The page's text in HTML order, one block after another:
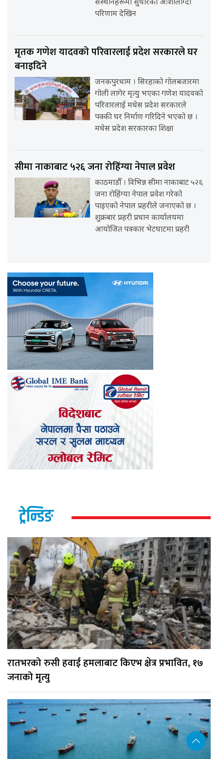
संस्थानहरूमा सुधारका आशालाग्दा
परिणाम देखिन
मृतक गणेश यादवको परिवारलाई प्रदेश सरकारले घर
बनाइदिने
जनकपुरधाम । सिरहाको गोलबजारमा
गोली लागेर मृत्यु भएका गणेश यादवको
परिवारलाई मधेस प्रदेश सरकारले
पक्की घर निर्माण गरिदिने भएको छ ।
मधेस प्रदेश सरकारका शिक्षा
सीमा नाकाबाट ५२६ जना रोहिंग्या नेपाल प्रवेश
काठमाडौँ । विभिन्न सीमा नाकाबाट ५२६
जना रोहिंग्या नेपाल प्रवेश गरेको
पाइएको नेपाल प्रहरीले जनाएको छ ।
शुक्रबार प्रहरी प्रधान कार्यालयमा
आयोजित पत्रकार भेटघाटमा प्रहरी
ट्रेन्डिङ
रातभरको रुसी हवाई हमलाबाट किएभ क्षेत्र प्रभावित, १७
जनाको मृत्यु